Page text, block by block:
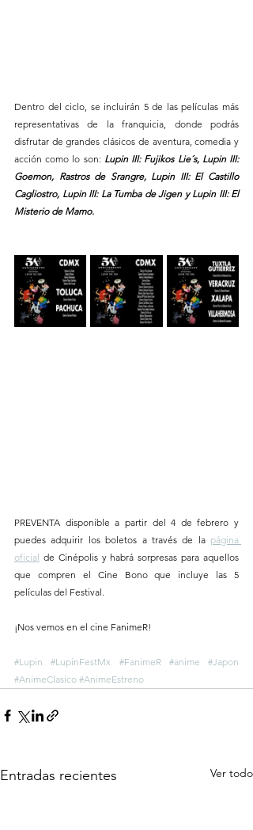
Dentro del ciclo, se incluirán 5 de las películas más
representativas de la franquicia, donde podrás
disfrutar de grandes clásicos de aventura, comedia y
acción como lo son: Lupin III: Fujikos Lie´s, Lupin III:
Goemon, Rastros de Srangre, Lupin III: El Castillo
Cagliostro, Lupin III: La Tumba de Jigen y Lupin III: El
Misterio de Mamo.
PREVENTA disponible a partir del 4 de febrero y
puedes adquirir los boletos a través de la página
oficial de Cinépolis y habrá sorpresas para aquellos
que compren el Cine Bono que incluye las 5
películas del Festival.
¡Nos vemos en el cine FanimeR!
#Lupin #LupinFestMx #FanimeR #anime
#Japon
#AnimeClasico #AnimeEstreno
Entradas recientes Ver todo